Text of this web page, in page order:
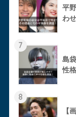
平
わ
7
島
性
8
【